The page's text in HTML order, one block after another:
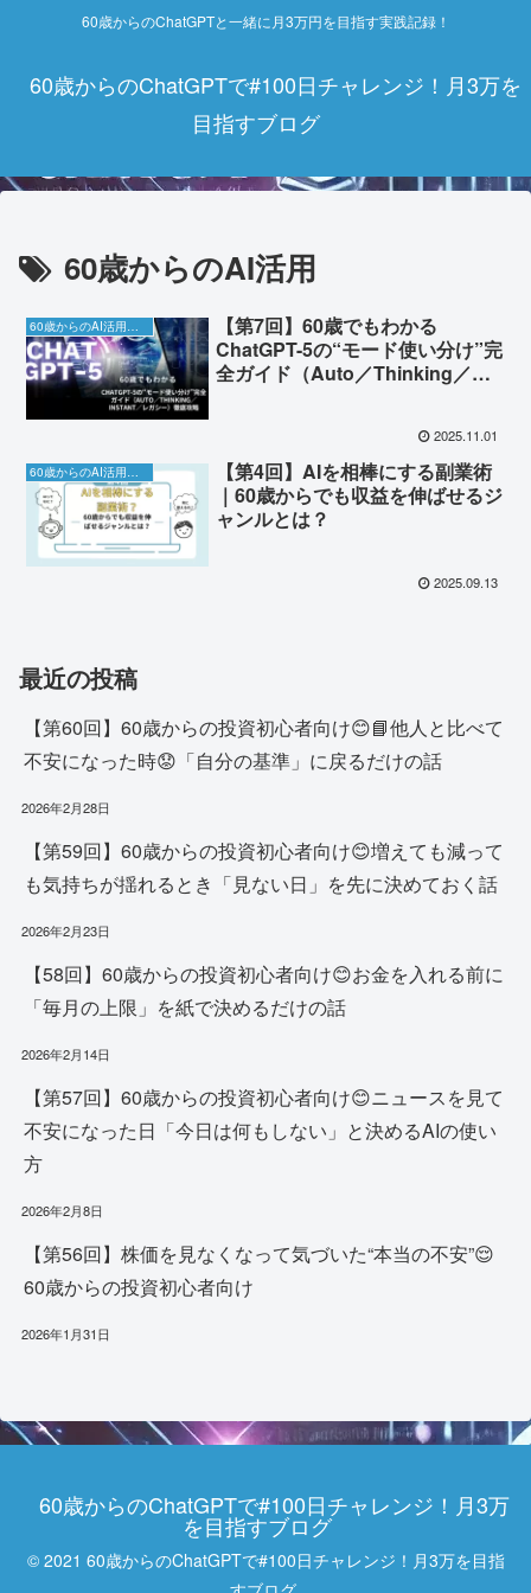
60歳からのChatGPTと一緒に月3万円を目指す実践記録！
60歳からのChatGPTで#100日チャレンジ！月3万を
目指すブログ
60歳からのAI活用
【第7回】60歳でもわかる
ChatGPT-5の“モード使い分け”完
全ガイド（Auto／Thinking／
2025.11.01
60歳からのAI活用チャレンジ
【第4回】AIを相棒にする副業術
｜60歳からでも収益を伸ばせるジ
ャンルとは？
2025.09.13
最近の投稿
【第60回】60歳からの投資初心者向け😊📘他人と比べて
不安になった時😟「自分の基準」に戻るだけの話
2026年2月28日
【第59回】60歳からの投資初心者向け😊増えても減って
も気持ちが揺れるとき「見ない日」を先に決めておく話
2026年2月23日
【58回】60歳からの投資初心者向け😊お金を入れる前に
「毎月の上限」を紙で決めるだけの話
2026年2月14日
【第57回】60歳からの投資初心者向け😊ニュースを見て
不安になった日「今日は何もしない」と決めるAIの使い
方
2026年2月8日
【第56回】株価を見なくなって気づいた“本当の不安”😌
60歳からの投資初心者向け
2026年1月31日
60歳からのChatGPTで#100日チャレンジ！月3万
を目指すブログ
© 2021 60歳からのChatGPTで#100日チャレンジ！月3万を目指